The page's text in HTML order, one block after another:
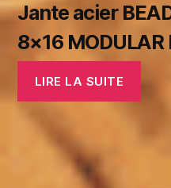
Jante acier
8×16 MODULAR
LIRE LA SUITE